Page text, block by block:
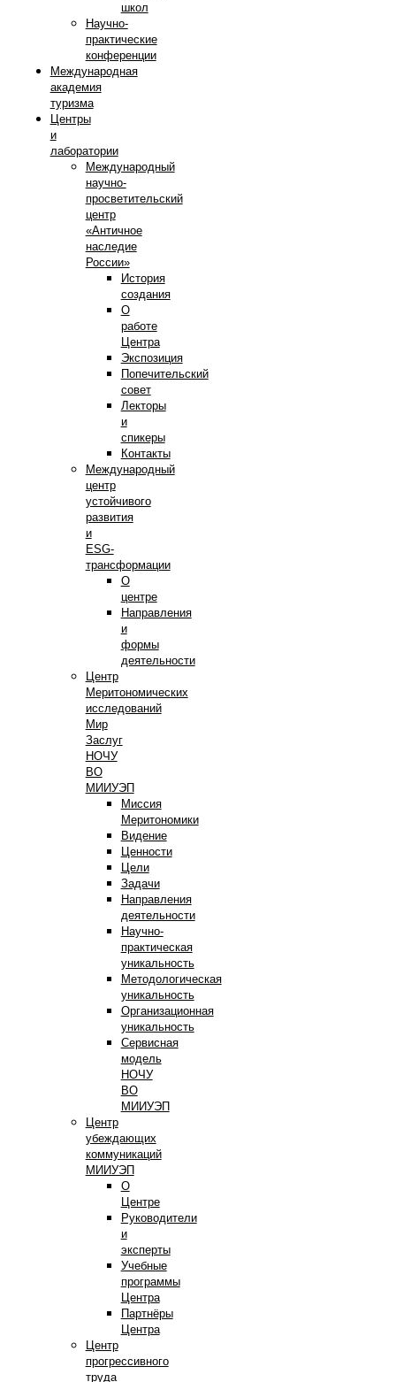
школ
Научно-
практические
конференции
Международная
академия
туризма
Центры
и
лаборатории
Международный
научно-
просветительский
центр
«Античное
наследие
России»
История
создания
О
работе
Центра
Экспозиция
Попечительский
совет
Лекторы
и
спикеры
Контакты
Международный
центр
устойчивого
развития
и
ESG-
трансформации
О
центре
Направления
и
формы
деятельности
Центр
Меритономических
исследований
Мир
Заслуг
НОЧУ
ВО
МИИУЭП
Миссия
Меритономики
Видение
Ценности
Цели
Задачи
Направления
деятельности
Научно-
практическая
уникальность
Методологическая
уникальность
Организационная
уникальность
Сервисная
модель
НОЧУ
ВО
МИИУЭП
Центр
убеждающих
коммуникаций
МИИУЭП
О
Центре
Руководители
и
эксперты
Учебные
программы
Центра
Партнёры
Центра
Центр
прогрессивного
труда